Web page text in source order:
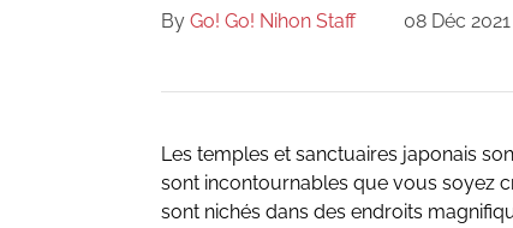
By Go! Go! Nihon Staff 08 Déc 2021
Les temples et sanctuaires japonais
sont incontournables que vous soyez
sont nichés dans des endroits